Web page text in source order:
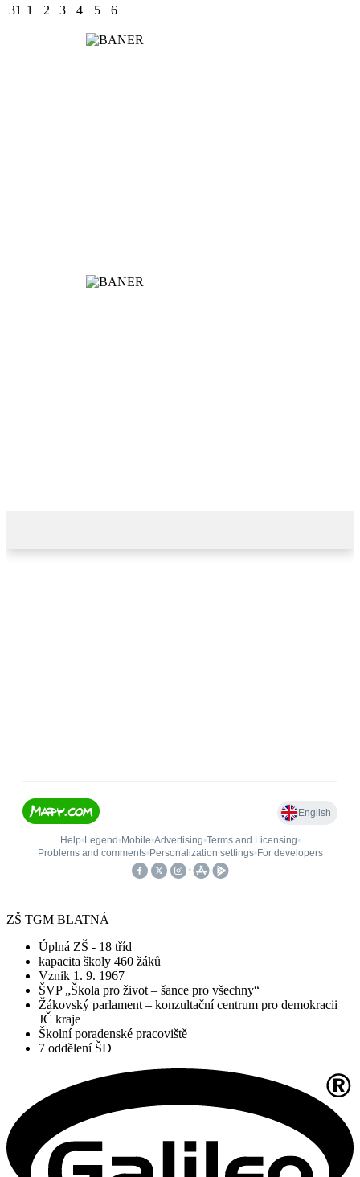
31 1 2 3 4 5 6
ZŠ TGM BLATNÁ
Úplná ZŠ - 18 tříd
kapacita školy 460 žáků
Vznik 1. 9. 1967
ŠVP „Škola pro život – šance pro všechny“
Žákovský parlament – konzultační centrum pro demokracii
JČ kraje
Školní poradenské pracoviště
7 oddělení ŠD